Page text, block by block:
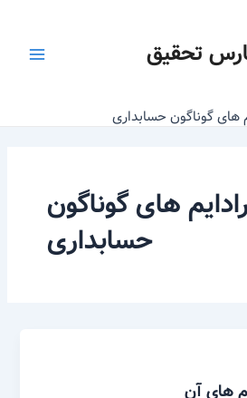
تحقیق
های گوناگون حسابداری
های گوناگون
حسابداری
های آن